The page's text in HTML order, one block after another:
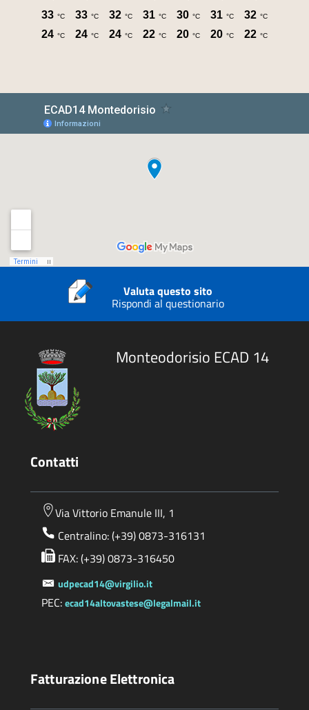
Valuta questo sito
Rispondi al questionario
Monteodorisio ECAD 14
Contatti
Via Vittorio Emanule III, 1
Centralino: (+39) 0873-316131
FAX: (+39) 0873-316450
udpecad14@virgilio.it
PEC:ecad14altovastese@legalmail.it
Fatturazione Elettronica